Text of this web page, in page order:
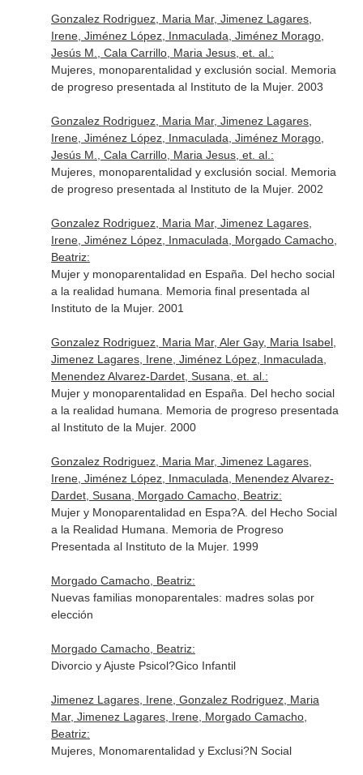
Gonzalez Rodriguez, Maria Mar, Jimenez Lagares,
Irene, Jiménez López, Inmaculada, Jiménez Morago,
Jesús M., Cala Carrillo, Maria Jesus, et. al.:
Mujeres, monoparentalidad y exclusión social. Memoria
de progreso presentada al Instituto de la Mujer. 2003
Gonzalez Rodriguez, Maria Mar, Jimenez Lagares,
Irene, Jiménez López, Inmaculada, Jiménez Morago,
Jesús M., Cala Carrillo, Maria Jesus, et. al.:
Mujeres, monoparentalidad y exclusión social. Memoria
de progreso presentada al Instituto de la Mujer. 2002
Gonzalez Rodriguez, Maria Mar, Jimenez Lagares,
Irene, Jiménez López, Inmaculada, Morgado Camacho,
Beatriz:
Mujer y monoparentalidad en España. Del hecho social
a la realidad humana. Memoria final presentada al
Instituto de la Mujer. 2001
Gonzalez Rodriguez, Maria Mar, Aler Gay, Maria Isabel,
Jimenez Lagares, Irene, Jiménez López, Inmaculada,
Menendez Alvarez-Dardet, Susana, et. al.:
Mujer y monoparentalidad en España. Del hecho social
a la realidad humana. Memoria de progreso presentada
al Instituto de la Mujer. 2000
Gonzalez Rodriguez, Maria Mar, Jimenez Lagares,
Irene, Jiménez López, Inmaculada, Menendez Alvarez-
Dardet, Susana, Morgado Camacho, Beatriz:
Mujer y Monoparentalidad en Espa?A. del Hecho Social
a la Realidad Humana. Memoria de Progreso
Presentada al Instituto de la Mujer. 1999
Morgado Camacho, Beatriz:
Nuevas familias monoparentales: madres solas por
elección
Morgado Camacho, Beatriz:
Divorcio y Ajuste Psicol?Gico Infantil
Jimenez Lagares, Irene, Gonzalez Rodriguez, Maria
Mar, Jimenez Lagares, Irene, Morgado Camacho,
Beatriz:
Mujeres, Monomarentalidad y Exclusi?N Social